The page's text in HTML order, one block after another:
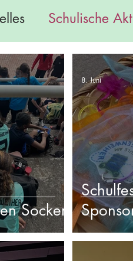
Schulische
Socken
8. Juni